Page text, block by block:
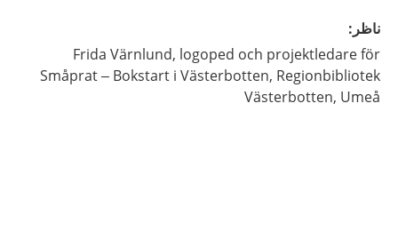
ناظر :
Frida Värnlund, logoped och projektledare för
Småprat – Bokstart i Västerbotten, Regionbibliotek
Västerbotten, Umeå